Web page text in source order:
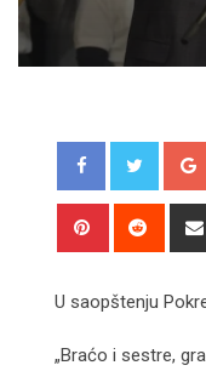
Pinterest Reddit
U saopštenju
„Braćo i sestre,